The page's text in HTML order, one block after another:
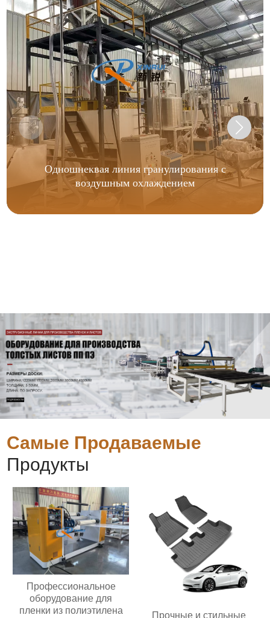
Одношнеквая линия гранулирования с
воздушным охлаждением
Самые Продаваемые
Продукты
Профессиональное
оборудование для
пленки из полиэтилена
Прочные и стильные